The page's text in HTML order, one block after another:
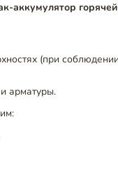
аккумулятор
(при
арматуры.